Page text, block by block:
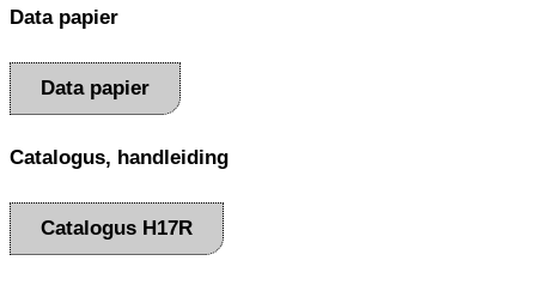
Data papier
Data papier
Catalogus, handleiding
Catalogus H17R